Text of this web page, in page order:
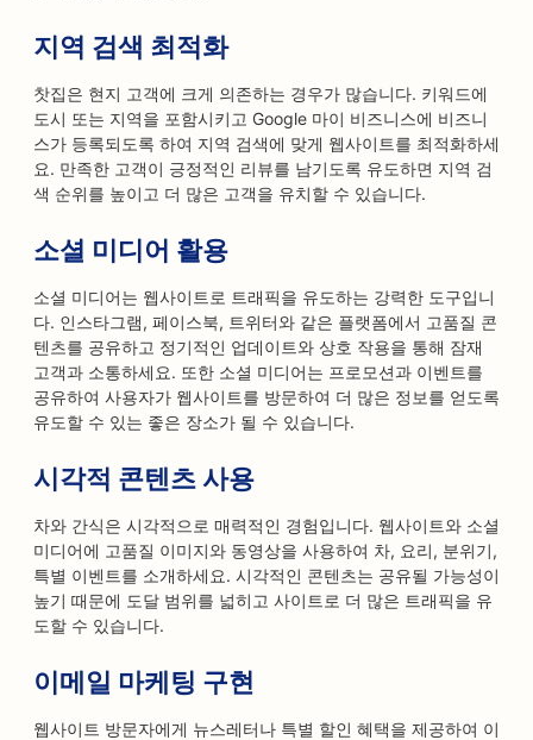
지역 검색 최적화
찻집은 현지 고객에 크게 의존하는 경우가 많습니다. 키워드에
도시 또는 지역을 포함시키고 Google 마이 비즈니스에 비즈니
스가 등록되도록 하여 지역 검색에 맞게 웹사이트를 최적화하세
요. 만족한 고객이 긍정적인 리뷰를 남기도록 유도하면 지역 검
색 순위를 높이고 더 많은 고객을 유치할 수 있습니다.
소셜 미디어 활용
소셜 미디어는 웹사이트로 트래픽을 유도하는 강력한 도구입니
다. 인스타그램, 페이스북, 트위터와 같은 플랫폼에서 고품질 콘
텐츠를 공유하고 정기적인 업데이트와 상호 작용을 통해 잠재
고객과 소통하세요. 또한 소셜 미디어는 프로모션과 이벤트를
공유하여 사용자가 웹사이트를 방문하여 더 많은 정보를 얻도록
유도할 수 있는 좋은 장소가 될 수 있습니다.
시각적 콘텐츠 사용
차와 간식은 시각적으로 매력적인 경험입니다. 웹사이트와 소셜
미디어에 고품질 이미지와 동영상을 사용하여 차, 요리, 분위기,
특별 이벤트를 소개하세요. 시각적인 콘텐츠는 공유될 가능성이
높기 때문에 도달 범위를 넓히고 사이트로 더 많은 트래픽을 유
도할 수 있습니다.
이메일 마케팅 구현
웹사이트 방문자에게 뉴스레터나 특별 할인 혜택을 제공하여 이